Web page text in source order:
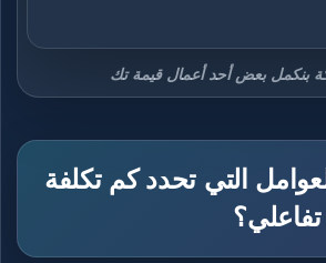
بنكمل بعض أحد أعمال قيمة تك
التي تحدد كم تكلفة